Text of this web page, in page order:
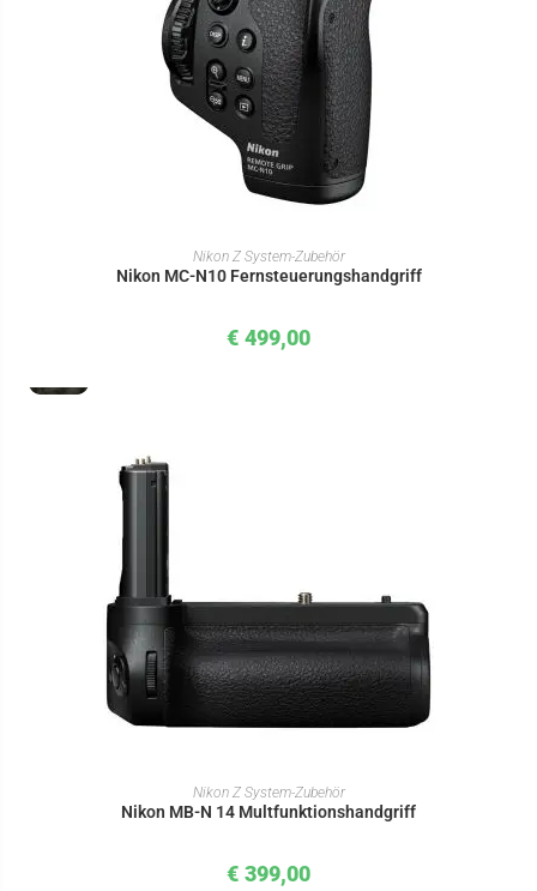
IN DEN WARENKORB
Nikon Z System-Zubehör
Nikon MC-N10 Fernsteuerungshandgriff
€ 499,00
IN DEN WARENKORB
Nikon Z System-Zubehör
Nikon MB-N 14 Multfunktionshandgriff
€ 399,00